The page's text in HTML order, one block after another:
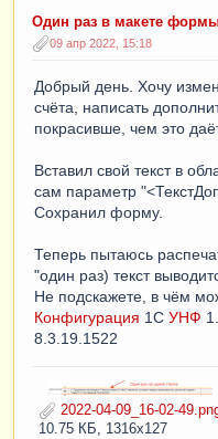
Один раз в макете
09 апр 2022, 15:18
Добрый день. Хочу
счёта, написать
покрасивше, чем это
Вставил свой текст в
сам параметр
Сохранил форму.
Теперь пытаюсь
"один раз) текст
Не подскажете, в чём
Конфигурация 1С УНФ
8.3.19.1522
2022-04-09_16-02-
10.75 КБ, 1316x127